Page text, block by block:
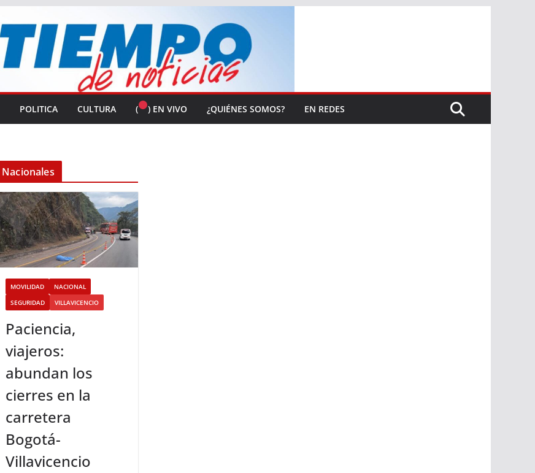
POLITICA CULTURA ( ) EN VIVO ¿QUIÉNES SOMOS? EN REDES
Nacionales
MOVILIDAD
NACIONAL
SEGURIDAD
VILLAVICENCIO
Paciencia,
viajeros:
abundan los
cierres en la
carretera
Bogotá-
Villavicencio